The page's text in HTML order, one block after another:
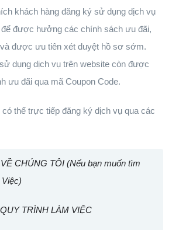
khách hàng đăng ký sử dụng dịch vụ
được hưởng các chính sách ưu đãi,
được ưu tiên xét duyệt hồ sơ sớm.
dụng dịch vụ trên website còn được
ưu đãi qua mã Coupon Code.
thể trực tiếp đăng ký dịch vụ qua các
CHÚNG TÔI (Nếu bạn muốn tìm
TRÌNH LÀM VIỆC